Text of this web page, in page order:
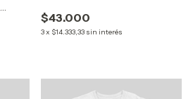
$43.000
3x $14.333,33 sin interés